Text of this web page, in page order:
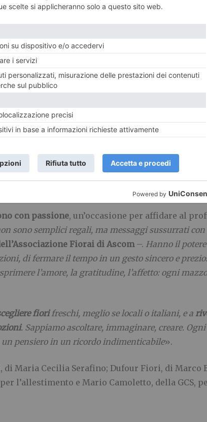
della vita cittadina, il cuore di fiori si arricchisce
, che rappresenta una giovane
potranno scrivere eimbucarvi il proprio
pubblicate.
nel tempo, proprio come i rami di betulla di
Confcommercio Torino e provincia–.
alla città un simbolo iconico per questa festa.
con passione, un’occasione per affidare al
sono semplici regali, ma messaggi sussurrati
Fiorai di Ascom–. Hanno il
di fermare il tempo in un gesto sincero e
l’amore, la gratitudine, l’affetto: ogni
fiorifreschi, meglio se locali o italiani, e a
. Sappiamo ascoltare, immaginare, creare.
pensiero in un ricordo indimenticabile».
Maria Cecilia Serafino; Dufour Fiori, di Marco
l’allestimento e Mario Camoletto, della GCS,